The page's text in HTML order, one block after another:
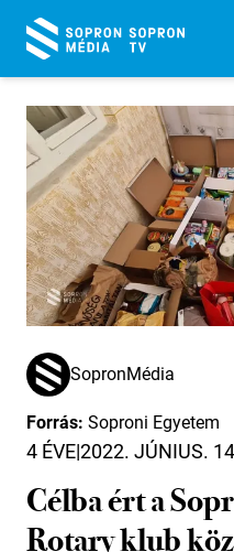
SopronMédia
Forrás: Soproni Egyetem
4 ÉVE|2022. JÚNIUS.
Célba ért a
Rotary klub